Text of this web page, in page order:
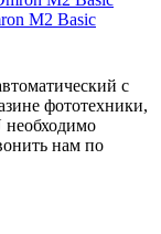
М2 Basic
с
фототехники,
нам по